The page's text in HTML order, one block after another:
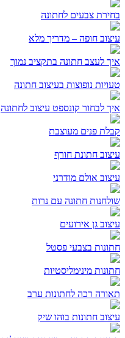
בחירת צבעים לחתונה
עיצוב חופה – מדריך מלא
איך לעצב חתונה בתקציב נמוך
טעויות נופוצות בעיצוב חתונה
איך לבחור קונספט עיצוב לחתונה
קבלת פנים מעוצבת
עיצוב חתונת חורף
עיצוב אולם מודרני
שולחנות חתונה עם נרות
עיצוב גן אירועים
חתונות בצבעי פסטל
חתונות מינימליסטיות
תאורה רכה לחתונות ערב
עיצוב חתונות בוהו שיק